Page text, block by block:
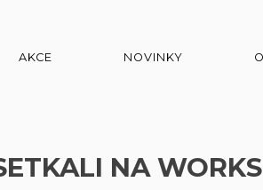
AKCE NOVINKY
NA